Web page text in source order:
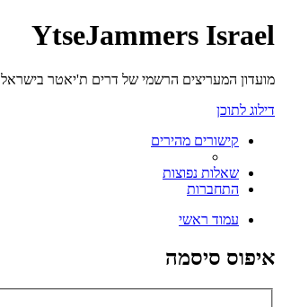
YtseJammers Israel
מועדון המעריצים הרשמי של דרים ת'יאטר בישראל
דילוג לתוכן
קישורים מהירים
שאלות נפוצות
התחברות
עמוד ראשי
איפוס סיסמה